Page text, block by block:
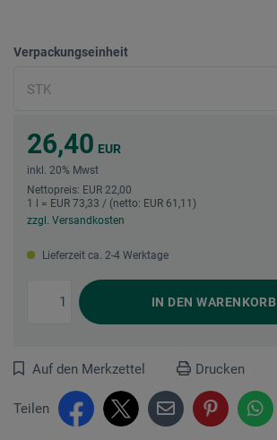
Verpackungseinheit
26,40 EUR
inkl. 20% Mwst
Nettopreis: EUR 22,00
1 l = EUR 73,33 / (netto: EUR 61,11)
zzgl. Versandkosten
Lieferzeit ca. 2-4 Werktage
IN DEN WARENKORB
Auf den Merkzettel Drucken
Teilen